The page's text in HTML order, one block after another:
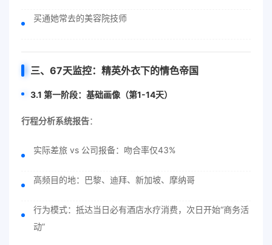
买通她常去的美容院技师
三、67天监控：精英外衣下的情色帝国
3.1 第一阶段：基础画像（第1-14天）
行程分析系统报告：
实际差旅 vs 公司报备：吻合率仅43%
高频目的地：巴黎、迪拜、新加坡、摩纳哥
行为模式：抵达当日必有酒店水疗消费，次日开始“商务活
动”